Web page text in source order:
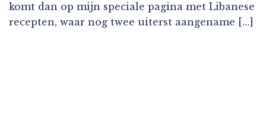
komt dan op mijn speciale pagina met Libanese
recepten, waar nog twee uiterst aangename […]